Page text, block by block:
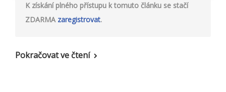
K získání plného přístupu k tomuto článku se stačí
ZDARMA zaregistrovat.
Pokračovat ve čtení